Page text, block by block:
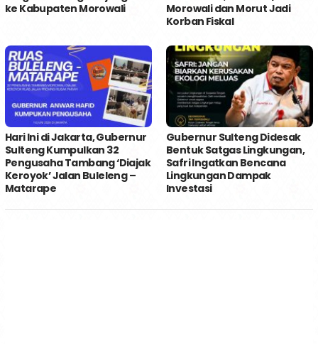
ke Kabupaten Morowali
Morowali dan Morut Jadi
Korban Fiskal
Hari Ini di Jakarta, Gubernur
Sulteng Kumpulkan 32
Pengusaha Tambang ‘Diajak
Keroyok’ Jalan Buleleng –
Matarape
Gubernur Sulteng Didesak
Bentuk Satgas Lingkungan,
Safri Ingatkan Bencana
Lingkungan Dampak
Investasi